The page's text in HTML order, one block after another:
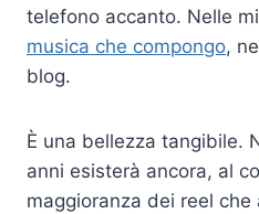
telefono accanto. Nelle
musica che compongo,
blog.
È una bellezza tangibile.
anni esisterà ancora, al
maggioranza dei reel